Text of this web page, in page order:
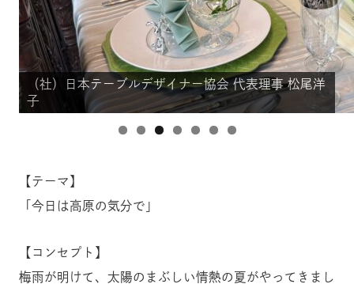
（社）日本テーブルデザイナー協会 代表理事 松尾洋
子
（社）日本テーブルデザイナー協会 代表理事 松尾洋
子
（社）日本テーブルデザイナー協会 代表理事 松尾洋
子
（社）日本テーブルデザイナー協会 代表理事 松尾洋
子
（社）日本テーブルデザイナー協会 代表理事 松尾洋
子
（社）日本テーブルデザイナー協会 代表理事 松尾洋
子
（社）日本テーブルデザイナー協会 代表理事 松尾洋
子
【テーマ】
「今日は高原の気分で」
【コンセプト】
梅雨が明けて、太陽のまぶしい情熱の夏がやってきまし